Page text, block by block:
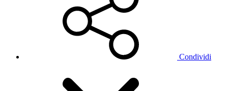
Condividi